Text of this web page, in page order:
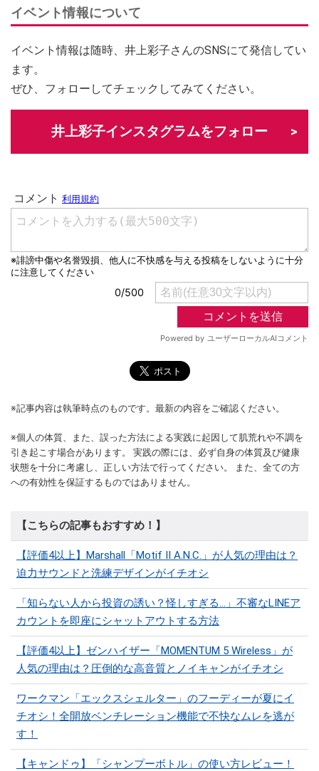
イベント情報について
イベント情報は随時、井上彩子さんのSNSにて発信してい
ます。
ぜひ、フォローしてチェックしてみてください。
井上彩子インスタグラムをフォロー
※記事内容は執筆時点のものです。最新の内容をご確認ください。
※個人の体質、また、誤った方法による実践に起因して肌荒れや不調を
引き起こす場合があります。 実践の際には、必ず自身の体質及び健康
状態を十分に考慮し、正しい方法で行ってください。 また、全ての方
への有効性を保証するものではありません。
【こちらの記事もおすすめ！】
【評価4以上】Marshall「Motif II A.N.C.」が人気の理由は？
迫力サウンドと洗練デザインがイチオシ
「知らない人から投資の誘い？怪しすぎる…」不審なLINEア
カウントを即座にシャットアウトする方法
【評価4以上】ゼンハイザー「MOMENTUM 5 Wireless」が
人気の理由は？圧倒的な高音質とノイキャンがイチオシ
ワークマン「エックスシェルター」のフーディーが夏にイ
チオシ！全開放ベンチレーション機能で不快なムレを逃が
す！
【キャンドゥ】「シャンプーボトル」の使い方レビュー！